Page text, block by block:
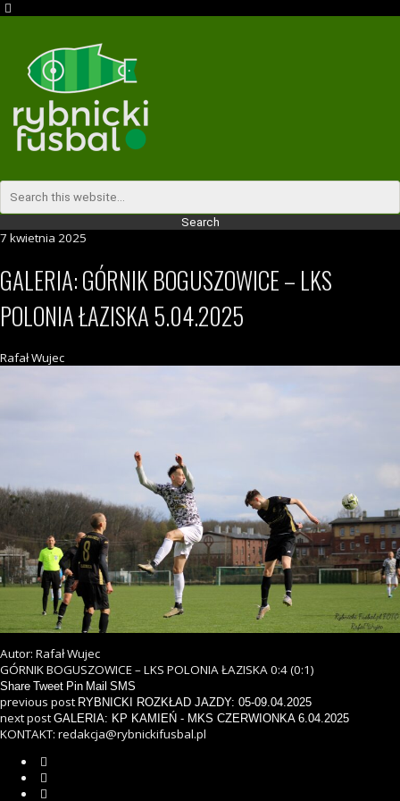
7 kwietnia 2025
GALERIA: GÓRNIK BOGUSZOWICE – LKS
POLONIA ŁAZISKA 5.04.2025
Rafał Wujec
Autor: Rafał Wujec
GÓRNIK BOGUSZOWICE – LKS POLONIA ŁAZISKA 0:4 (0:1)
Share Tweet Pin Mail SMS
previous post RYBNICKI ROZKŁAD JAZDY: 05-09.04.2025
next postGALERIA: KP KAMIEŃ - MKS CZERWIONKA 6.04.2025
KONTAKT: redakcja@rybnickifusbal.pl